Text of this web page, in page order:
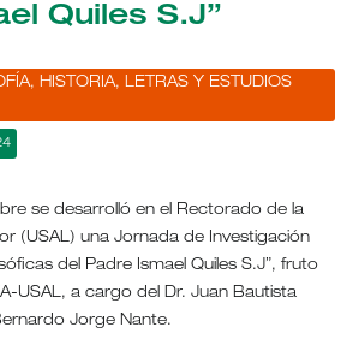
Quiles S.J”
HISTORIA, LETRAS Y ESTUDIOS
se desarrolló en el Rectorado de la
(USAL) una Jornada de Investigación
del Padre Ismael Quiles S.J”, fruto
USAL, a cargo del Dr. Juan Bautista
Jorge Nante.